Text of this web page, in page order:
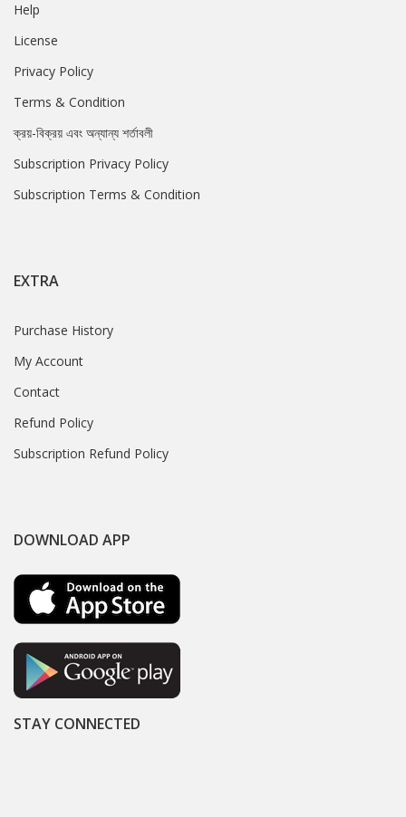
Help
License
Privacy Policy
Terms & Condition
ক্রয়-বিক্রয় এবং অন্যান্য শর্তাবলী
Subscription Privacy Policy
Subscription Terms & Condition
EXTRA
Purchase History
My Account
Contact
Refund Policy
Subscription Refund Policy
DOWNLOAD APP
STAY CONNECTED